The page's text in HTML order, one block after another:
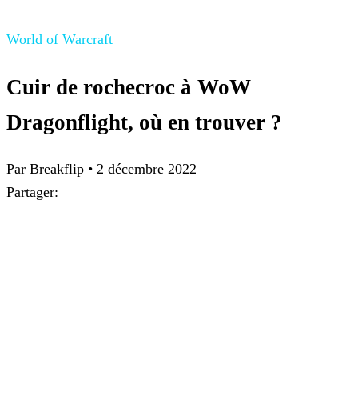
World of Warcraft
Cuir de rochecroc à WoW
Dragonflight, où en trouver ?
Par Breakflip • 2 décembre 2022
Partager: